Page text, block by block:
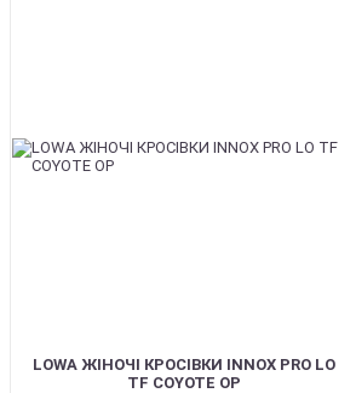
LOWA ЖІНОЧІ КРОСІВКИ INNOX PRO LO
TF COYOTE OP